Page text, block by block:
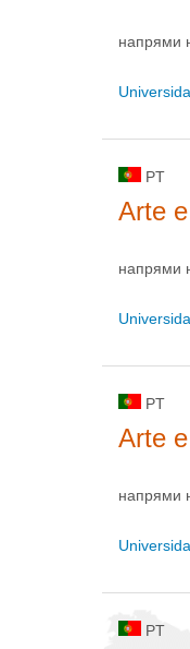
напрями
PT
Arte
напрями
PT
Arte
напрями
PT